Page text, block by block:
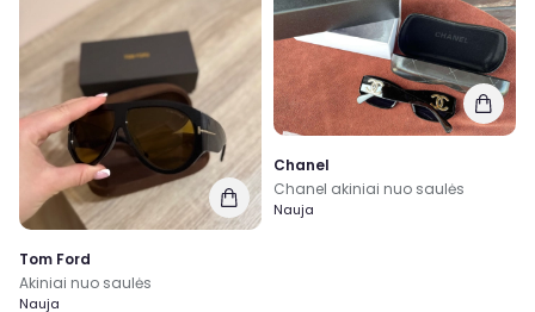
Tom Ford
Akiniai nuo saulės
Nauja
Chanel
Chanel akiniai nuo saulės
Nauja